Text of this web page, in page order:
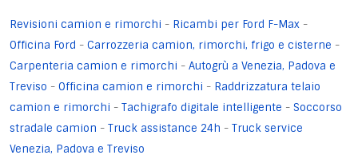
Revisioni camion e rimorchi - Ricambi per Ford F-Max -
Officina Ford - Carrozzeria camion, rimorchi, frigo e cisterne -
Carpenteria camion e rimorchi - Autogrù a Venezia, Padova e
Treviso - Officina camion e rimorchi - Raddrizzatura telaio
camion e rimorchi - Tachigrafo digitale intelligente - Soccorso
stradale camion - Truck assistance 24h - Truck service
Venezia, Padova e Treviso